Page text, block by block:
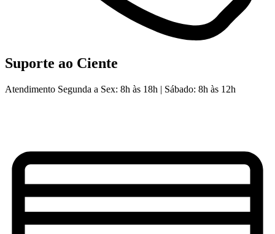
Suporte ao Ciente
Atendimento Segunda a Sex: 8h às 18h | Sábado: 8h às 12h